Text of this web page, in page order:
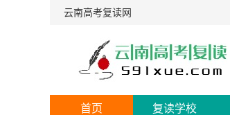
云南高考复读网
首页 复读学校